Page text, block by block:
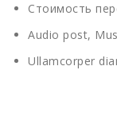
Стоимость
Audio post,
Ullamcorper